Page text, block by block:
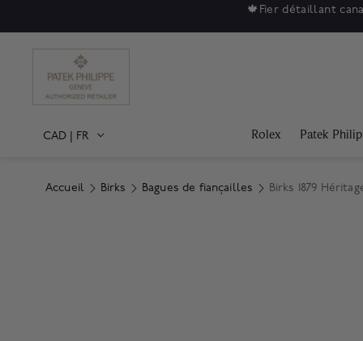
🍁 Fier détaillant
CAD | FR Rolex Patek
Accueil Birks Bagues de fiançailles Birks 1879